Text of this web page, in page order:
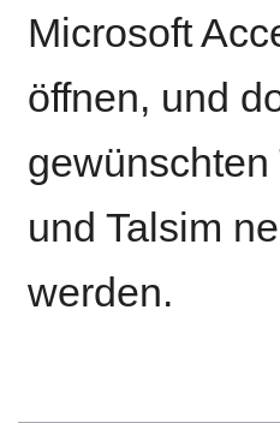
Microsoft
öffnen, und
und Talsim
werden.